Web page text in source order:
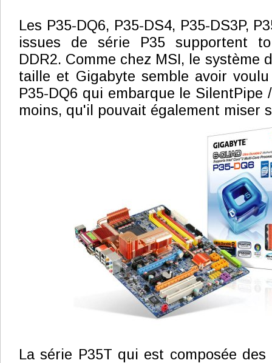
Les P35-DQ6, P35-DS4, P35-DS3P,
issues de série P35 supportent
DDR2. Comme chez MSI, le système
taille et Gigabyte semble avoir
P35-DQ6 qui embarque le SilentPipe
moins, qu'il pouvait également miser
La série P35T qui est composée des